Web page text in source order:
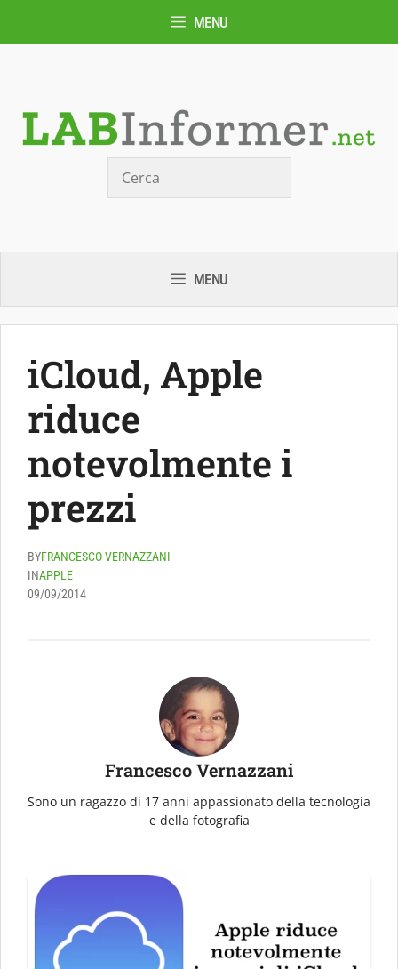
MENU
MENU
iCloud, Apple
riduce
notevolmente i
prezzi
BYFRANCESCO VERNAZZANI
INAPPLE
09/09/2014
Francesco Vernazzani
Sono un ragazzo di 17 anni appassionato della tecnologia
e della fotografia